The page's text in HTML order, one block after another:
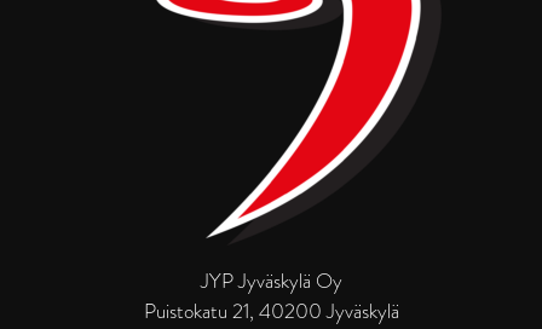
JYP Jyväskylä Oy
Puistokatu 21, 40200 Jyväskylä